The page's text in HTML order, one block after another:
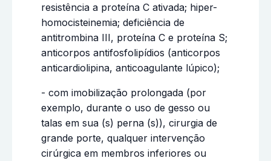
resistência a proteína C ativada; hiper-
homocisteinemia; deficiência de
antitrombina III, proteína C e proteína S;
anticorpos antifosfolipídios (anticorpos
anticardiolipina, anticoagulante lúpico);
- com imobilização prolongada (por
exemplo, durante o uso de gesso ou
talas em sua (s) perna (s)), cirurgia de
grande porte, qualquer intervenção
cirúrgica em membros inferiores ou